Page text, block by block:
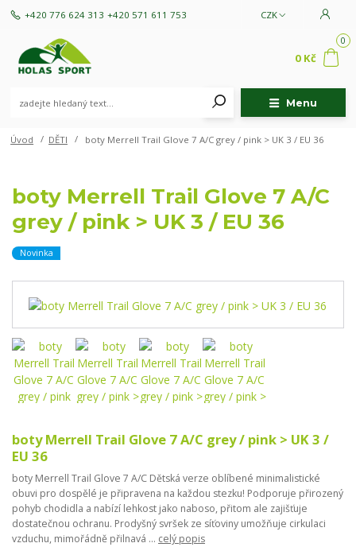
Menu
CZK
+420 776 624 313 +420 571 611 753
0
0 Kč
Úvod DĚTI boty Merrell Trail Glove 7 A/C grey / pink > UK 3 / EU 36
boty Merrell Trail Glove 7 A/C
grey / pink > UK 3 / EU 36
Novinka
boty Merrell Trail Glove 7 A/C grey / pink > UK 3 /
EU 36
boty Merrell Trail Glove 7 A/C Dětská verze oblíbené minimalistické
obuvi pro dospělé je připravena na každou stezku! Podporuje přirozený
pohyb chodidla a nabízí lehkost jako naboso, přitom ale zajišťuje
dostatečnou ochranu. Prodyšný svršek ze síťoviny umožňuje cirkulaci
vzduchu, mimořádně přilnavá ... celý popis